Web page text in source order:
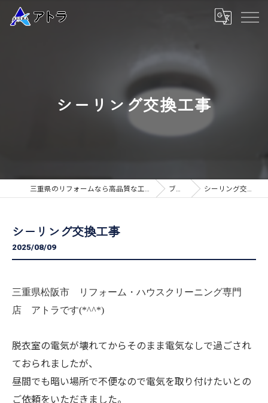
シーリング交換工事
三重県のリフォームなら高品質な工事のアトラ ブログ シーリング交換工事
シーリング交換工事
2025/08/09
三重県松阪市 リフォーム・ハウスクリーニング専門
店 アトラです(*^^*)
脱衣室の電気が壊れてからそのまま電気なしで過ごされ
ておられましたが、
昼間でも暗い場所で不便なので電気を取り付けたいとの
ご依頼をいただきました。